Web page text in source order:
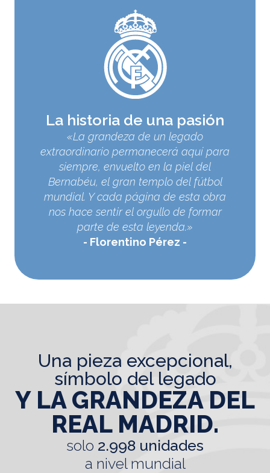
La historia de una pasión
«La grandeza de un legado
extraordinario permanecerá aquí para
siempre, envuelto en la piel del
Bernabéu, el gran templo del fútbol
mundial. Y cada página de esta obra
nos hace sentir el orgullo de formar
parte de esta leyenda.»
Florentino Pérez
una pieza excepcional,
símbolo del legado
Y LA GRANDEZA DEL
REAL MADRID.
solo 2.998 unidades
a nivel mundial